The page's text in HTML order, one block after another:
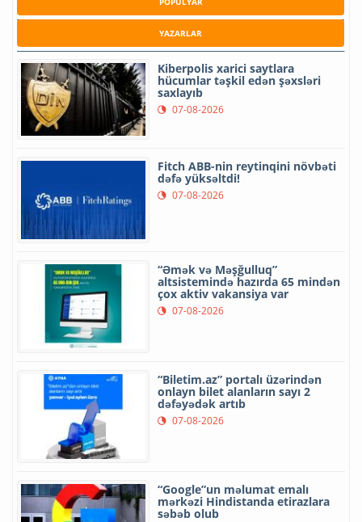
YAZARLAR
Kiberpolis xarici saytlara
hücumlar təşkil edən şəxsləri
saxlayıb
07-08-2026
Fitch ABB-nin reytinqini növbəti
dəfə yüksəltdi!
07-08-2026
“Əmək və Məşğulluq”
altsistemində hazırda 65 mindən
çox aktiv vakansiya var
07-08-2026
“Biletim.az” portalı üzərindən
onlayn bilet alanların sayı 2
dəfəyədək artıb
07-08-2026
“Google”un məlumat emalı
mərkəzi Hindistanda etirazlara
səbəb olub